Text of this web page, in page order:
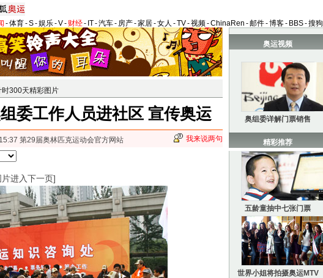
-体育-S-娱乐-V- 财经- IT-汽车- 房产-家居-女人 -TV-视频-ChinaRen -邮件-博客- BBS-搜狗
时300天精彩图片
委工作人员进社区 宣传奥运
第29届奥林匹克运动会官方网站 我来说两句
进入下一页]
奥运视频
奥组委详解门票销售
精彩推荐
五龄童抽中七张门票
世界小姐将拍摄奥运MTV